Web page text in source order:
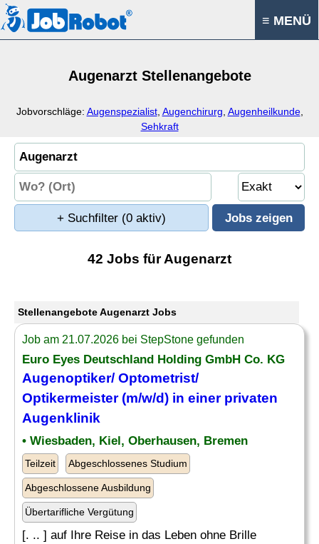
≡ MENÜ
Augenarzt Stellenangebote
Jobvorschläge: Augenspezialist, Augenchirurg Augenheilkunde,
Sehkraft
+ Suchfilter (0 aktiv)
42 Jobs für Augenarzt
Stellenangebote Augenarzt Jobs
Job am 21.07.2026 bei StepStone gefunden
Euro Eyes Deutschland Holding GmbH Co. KG
Augenoptiker/ Optometrist/
Optikermeister (m/w/d) in einer privaten
Augenklinik
• Wiesbaden, Kiel, Oberhausen, Bremen
Teilzeit Abgeschlossenes Studium
Abgeschlossene Ausbildung
Übertarifliche Vergütung
[. .. ] auf Ihre Reise in das Leben ohne Brille